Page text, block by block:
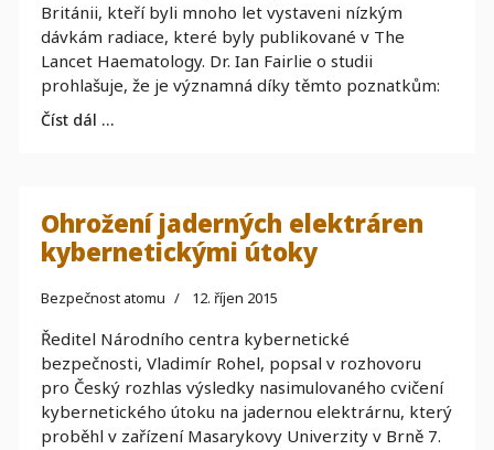
Británii, kteří byli mnoho let vystaveni nízkým
dávkám radiace, které byly publikované v The
Lancet Haematology. Dr. Ian Fairlie o studii
prohlašuje, že je významná díky těmto poznatkům:
Číst dál …
Ohrožení jaderných elektráren
kybernetickými útoky
Bezpečnost atomu 12. říjen 2015
Ředitel Národního centra kybernetické
bezpečnosti, Vladimír Rohel, popsal v rozhovoru
pro Český rozhlas výsledky nasimulovaného cvičení
kybernetického útoku na jadernou elektrárnu, který
proběhl v zařízení Masarykovy Univerzity v Brně 7.